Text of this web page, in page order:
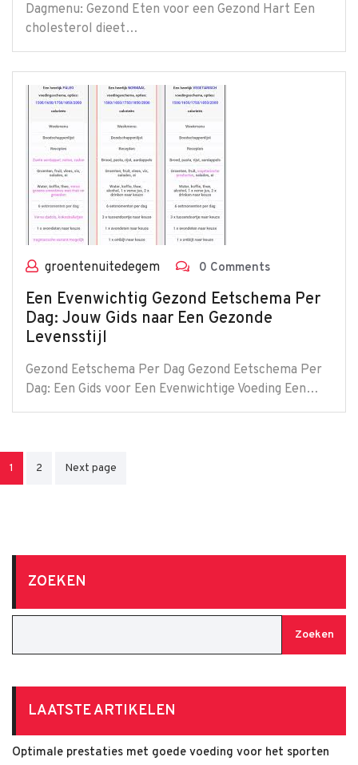
Dagmenu: Gezond Eten voor een Gezond Hart Een
cholesterol dieet…
groentenuitedegem 0 Comments
Een Evenwichtig Gezond Eetschema Per
Dag: Jouw Gids naar Een Gezonde
Levensstijl
Gezond Eetschema Per Dag Gezond Eetschema Per
Dag: Een Gids voor Een Evenwichtige Voeding Een…
Berichten
1 2 Next page
ZOEKEN
Zoeken
LAATSTE ARTIKELEN
Optimale prestaties met goede voeding voor het sporten